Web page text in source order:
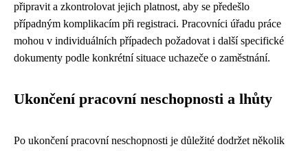
připravit a zkontrolovat jejich platnost, aby se předešlo
případným komplikacím při registraci. Pracovníci úřadu práce
mohou v individuálních případech požadovat i další specifické
dokumenty podle konkrétní situace uchazeče o zaměstnání.
Ukončení pracovní neschopnosti a lhůty
Po ukončení pracovní neschopnosti je důležité dodržet několik